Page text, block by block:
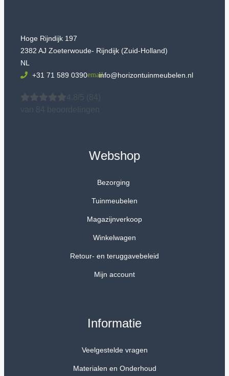
Hoge Rijndijk 197
2382 AJ Zoeterwoude- Rijndijk (Zuid-Holland)
NL
+31 71 589 0390
info@horizontuinmeubelen.nl
4.8/5
(84)
van 84 beoordelingen
Webshop
Bezorging
Tuinmeubelen
Magazijnverkoop
Winkelwagen
Retour- en teruggavebeleid
Mijn account
Informatie
Veelgestelde vragen
Materialen en Onderhoud